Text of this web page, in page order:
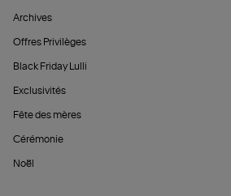
Archives
Offres Privilèges
Black Friday Lulli
Exclusivités
Fête des mères
Cérémonie
Noël